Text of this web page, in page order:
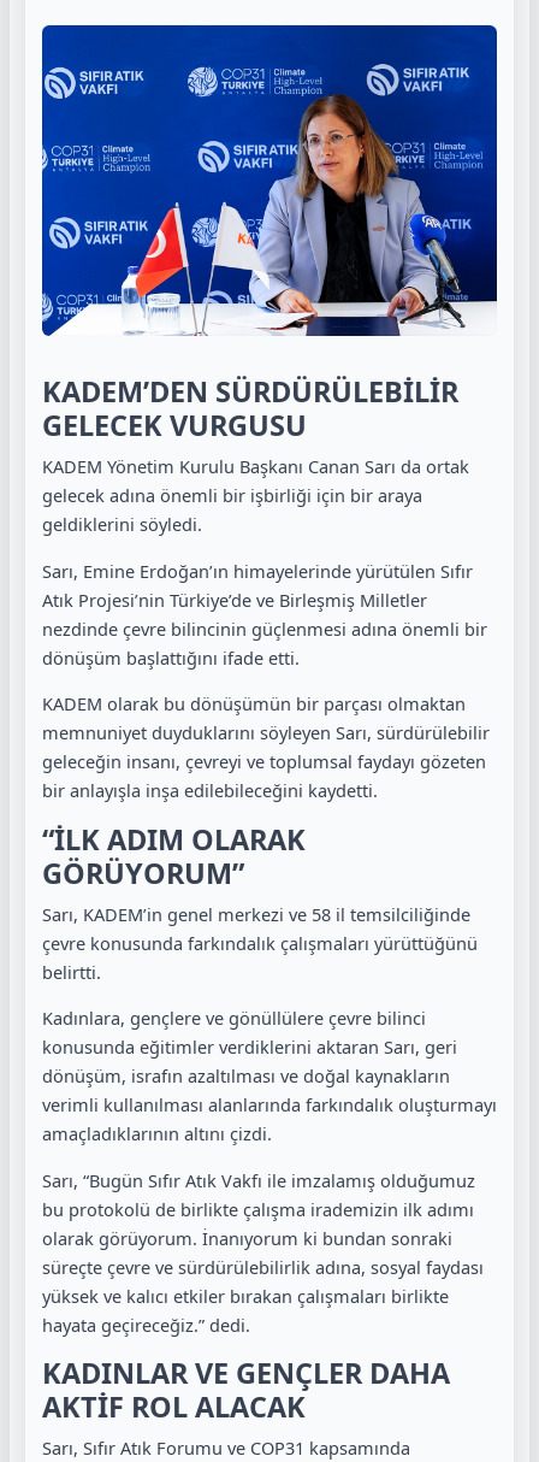
KADEM’DEN SÜRDÜRÜLEBİLİR
GELECEK VURGUSU
KADEM Yönetim Kurulu Başkanı Canan Sarı da ortak
gelecek adına önemli bir işbirliği için bir araya
geldiklerini söyledi.
Sarı, Emine Erdoğan’ın himayelerinde yürütülen Sıfır
Atık Projesi’nin Türkiye’de ve Birleşmiş Milletler
nezdinde çevre bilincinin güçlenmesi adına önemli bir
dönüşüm başlattığını ifade etti.
KADEM olarak bu dönüşümün bir parçası olmaktan
memnuniyet duyduklarını söyleyen Sarı, sürdürülebilir
geleceğin insanı, çevreyi ve toplumsal faydayı gözeten
bir anlayışla inşa edilebileceğini kaydetti.
“İLK ADIM OLARAK
GÖRÜYORUM”
Sarı, KADEM’in genel merkezi ve 58 il temsilciliğinde
çevre konusunda farkındalık çalışmaları yürüttüğünü
belirtti.
Kadınlara, gençlere ve gönüllülere çevre bilinci
konusunda eğitimler verdiklerini aktaran Sarı, geri
dönüşüm, israfın azaltılması ve doğal kaynakların
verimli kullanılması alanlarında farkındalık oluşturmayı
amaçladıklarının altını çizdi.
Sarı, “Bugün Sıfır Atık Vakfı ile imzalamış olduğumuz
bu protokolü de birlikte çalışma irademizin ilk adımı
olarak görüyorum. İnanıyorum ki bundan sonraki
süreçte çevre ve sürdürülebilirlik adına, sosyal faydası
yüksek ve kalıcı etkiler bırakan çalışmaları birlikte
hayata geçireceğiz.” dedi.
KADINLAR VE GENÇLER DAHA
AKTİF ROL ALACAK
Sarı, Sıfır Atık Forumu ve COP31 kapsamında